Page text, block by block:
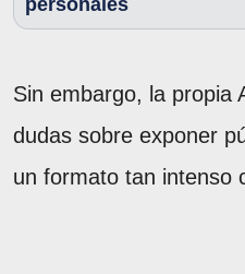
Sin embargo, la propia
dudas sobre exponer
un formato tan intenso